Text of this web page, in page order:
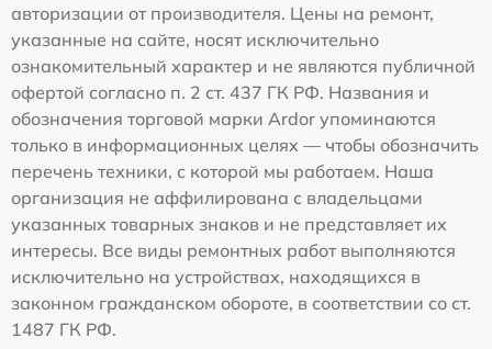
авторизации от производителя. Цены на ремонт,
указанные на сайте, носят исключительно
ознакомительный характер и не являются публичной
офертой согласно п. 2 ст. 437 ГК РФ. Названия и
обозначения торговой марки Ardor упоминаются
только в информационных целях — чтобы обозначить
перечень техники, с которой мы работаем. Наша
организация не аффилирована с владельцами
указанных товарных знаков и не представляет их
интересы. Все виды ремонтных работ выполняются
исключительно на устройствах, находящихся в
законном гражданском обороте, в соответствии со ст.
1487 ГК РФ.